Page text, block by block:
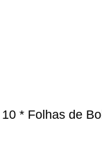
10 * Folhas de